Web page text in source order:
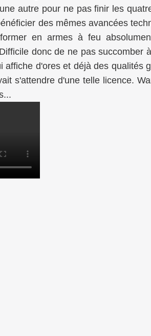
autre pour ne pas finir les
des mêmes avancées
en armes à feu
donc de ne pas succomber
affiche d'ores et déjà des qualités
s'attendre d'une telle licence.